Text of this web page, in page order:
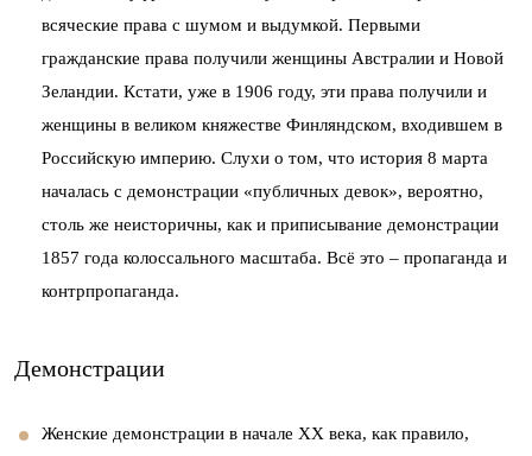
всяческие права с шумом и выдумкой. Первыми
гражданские права получили женщины Австралии и Новой
Зеландии. Кстати, уже в 1906 году, эти права получили и
женщины в великом княжестве Финляндском, входившем в
Российскую империю. Слухи о том, что история 8 марта
началась с демонстрации «публичных девок», вероятно,
столь же неисторичны, как и приписывание демонстрации
1857 года колоссального масштаба. Всё это – пропаганда и
контрпропаганда.
Демонстрации
Женские демонстрации в начале ХХ века, как правило,